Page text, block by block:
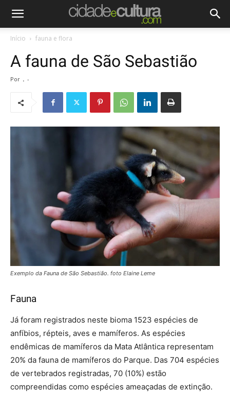
Início fauna e flora
A fauna de São Sebastião
Por . -
Exemplo da Fauna de São Sebastião. foto Elaine Leme
Fauna
Já foram registrados neste bioma 1523 espécies de
anfíbios, répteis, aves e mamíferos. As espécies
endêmicas de mamíferos da Mata Atlântica representam
20% da fauna de mamíferos do Parque. Das 704 espécies
de vertebrados registradas, 70 (10%) estão
compreendidas como espécies ameaçadas de extinção.